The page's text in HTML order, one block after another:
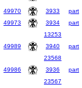
49970 3933 part
49973
3934 part
13253
49989
3940 part
23568
49986
3936 part
23567